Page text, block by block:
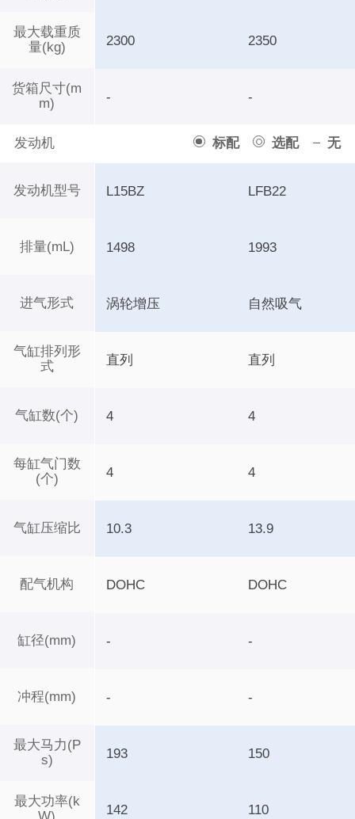
最大载重质
量(kg)
货箱尺寸(m
m)
发动机 标配 选配 无
发动机型号
排量(mL)
进气形式
气缸排列形
式
气缸数(个)
每缸气门数
(个)
气缸压缩比
配气机构
缸径(mm)
冲程(mm)
最大马力(P
s)
最大功率(k
2300 2350
- -
L15BZ LFB22
1498 1993
涡轮增压 自然吸气
直列 直列
4 4
4 4
10.3 13.9
DOHC DOHC
- -
- -
193 150
142 110